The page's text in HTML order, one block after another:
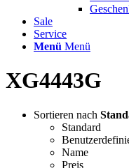
Sale
Service
Menü Menü
XG4443G
Sortieren nach
Standard
Name
Preis